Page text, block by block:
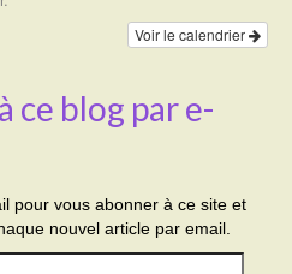
Voir le calendrier
ce blog par e-
pour vous abonner à ce site et
nouvel article par email.